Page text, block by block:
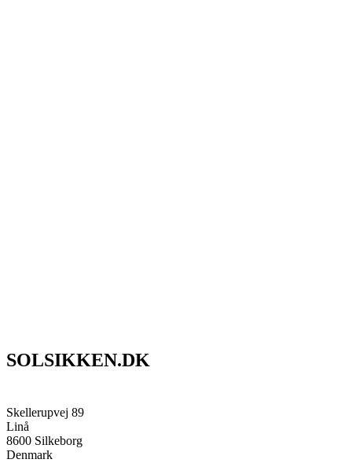
SOLSIKKEN.DK
Skellerupvej 89
Linå
8600 Silkeborg
Denmark